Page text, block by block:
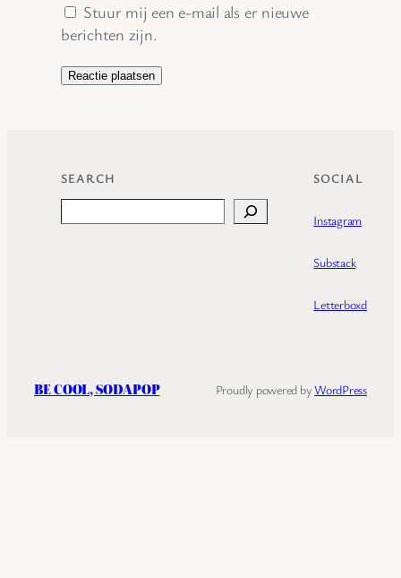
Stuur mij een e-mail als er nieuwe
berichten zijn.
SEARCH SOCIAL
Instagram
Substack
Letterboxd
BE COOL, SODAPOP Proudly powered byWordPress